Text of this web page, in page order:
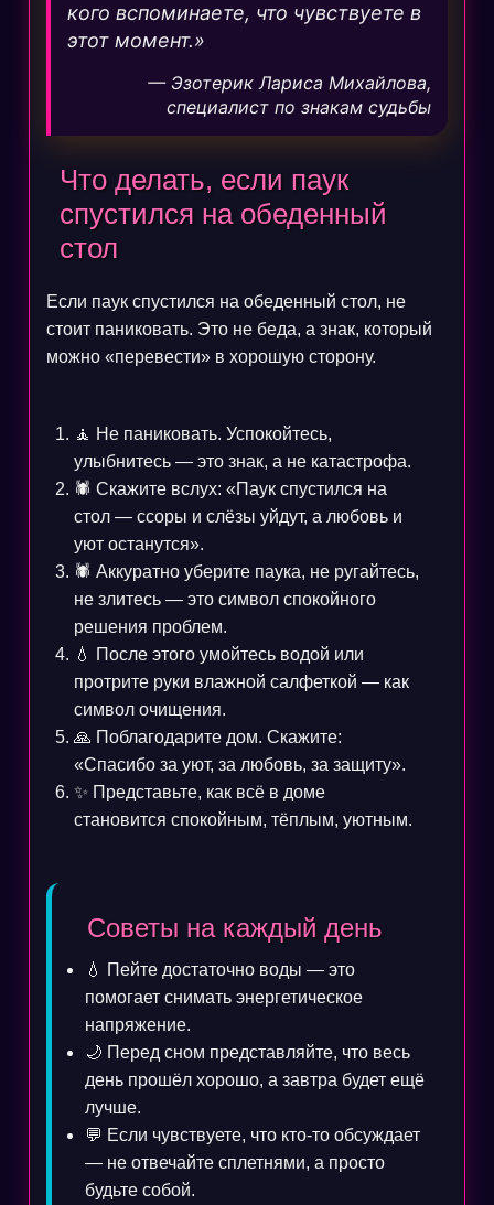
кого вспоминаете, что чувствуете в
этот момент.»
— Эзотерик Лариса Михайлова,
специалист по знакам судьбы
Что делать, если паук
спустился на обеденный
стол
Если паук спустился на обеденный стол, не
стоит паниковать. Это не беда, а знак, который
можно «перевести» в хорошую сторону.
🧘 Не паниковать. Успокойтесь,
улыбнитесь — это знак, а не катастрофа.
🕷️ Скажите вслух: «Паук спустился на
стол — ссоры и слёзы уйдут, а любовь и
уют останутся».
🕷️ Аккуратно уберите паука, не ругайтесь,
не злитесь — это символ спокойного
решения проблем.
💧 После этого умойтесь водой или
протрите руки влажной салфеткой — как
символ очищения.
🙏 Поблагодарите дом. Скажите:
«Спасибо за уют, за любовь, за защиту».
✨ Представьте, как всё в доме
становится спокойным, тёплым, уютным.
Советы на каждый день
💧 Пейте достаточно воды — это
помогает снимать энергетическое
напряжение.
🌙 Перед сном представляйте, что весь
день прошёл хорошо, а завтра будет ещё
лучше.
💬 Если чувствуете, что кто-то обсуждает
— не отвечайте сплетнями, а просто
будьте собой.